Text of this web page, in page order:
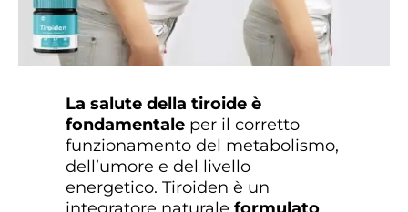
La salute della tiroide è
fondamentaleper il corretto
funzionamento del metabolismo,
dell’umore e del livello
energetico. Tiroiden è un
integratore naturale formulato